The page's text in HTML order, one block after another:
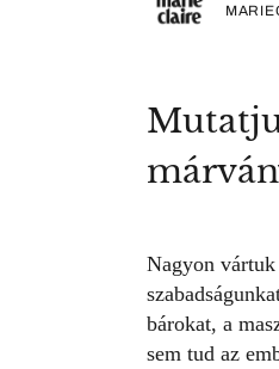
Nagyon
bárokat, a
sem tud az